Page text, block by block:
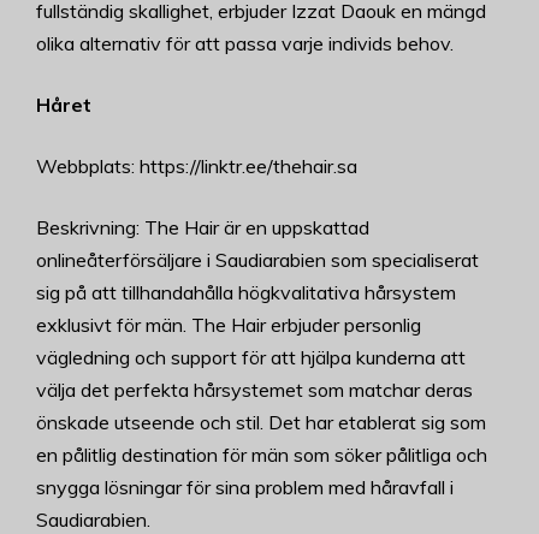
fullständig skallighet, erbjuder Izzat Daouk en mängd
olika alternativ för att passa varje individs behov.
Håret
Webbplats: https://linktr.ee/thehair.sa
Beskrivning: The Hair är en uppskattad
onlineåterförsäljare i Saudiarabien som specialiserat
sig på att tillhandahålla högkvalitativa hårsystem
exklusivt för män. The Hair erbjuder personlig
vägledning och support för att hjälpa kunderna att
välja det perfekta hårsystemet som matchar deras
önskade utseende och stil. Det har etablerat sig som
en pålitlig destination för män som söker pålitliga och
snygga lösningar för sina problem med håravfall i
Saudiarabien.